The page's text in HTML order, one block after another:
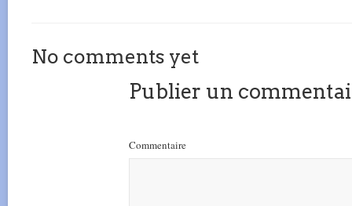
No comments yet
Publier un
Commentaire